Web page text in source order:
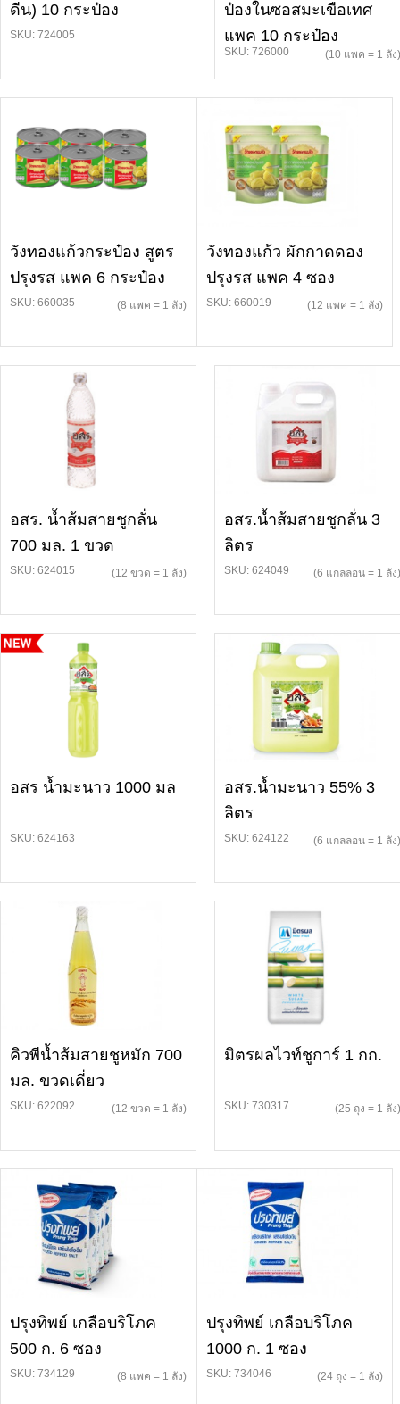
ดีน) 10 กระป๋อง
SKU: 724005
ป๋องในซอสมะเขือเทศ
แพค 10 กระป๋อง
SKU: 726000 (10 แพค = 1 ลัง)
วังทองแก้วกระป๋อง สูตร
ปรุงรส แพค 6 กระป๋อง
SKU: 660035 (8 แพค = 1 ลัง)
วังทองแก้ว ผักกาดดอง
ปรุงรส แพค 4 ซอง
SKU: 660019 (12 แพค = 1 ลัง)
อสร. น้ำส้มสายชูกลั่น
700 มล. 1 ขวด
SKU: 624015 (12 ขวด = 1 ลัง)
อสร.น้ำส้มสายชูกลั่น 3
ลิตร
SKU: 624049 (6 แกลลอน = 1 ลัง)
อสร น้ำมะนาว 1000 มล
SKU: 624163
อสร.น้ำมะนาว 55% 3
ลิตร
SKU: 624122 (6 แกลลอน = 1 ลัง)
คิวพีน้ำส้มสายชูหมัก 700
มล. ขวดเดี่ยว
SKU: 622092 (12 ขวด = 1 ลัง)
มิตรผลไวท์ชูการ์ 1 กก.
SKU: 730317 (25 ถุง = 1 ลัง)
ปรุงทิพย์ เกลือบริโภค
500 ก. 6 ซอง
SKU: 734129 (8 แพค = 1 ลัง)
ปรุงทิพย์ เกลือบริโภค
1000 ก. 1 ซอง
SKU: 734046 (24 ถุง = 1 ลัง)